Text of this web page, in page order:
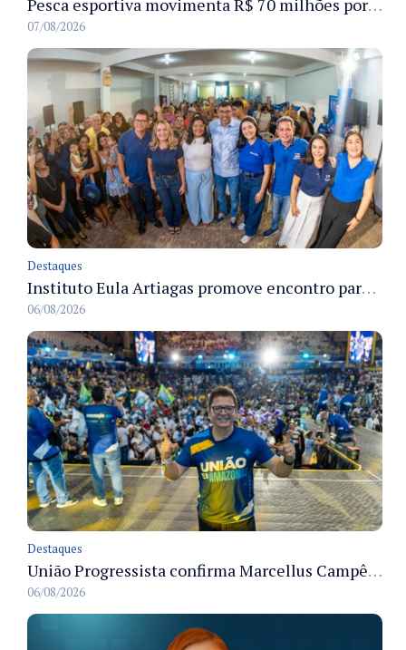
Pesca esportiva movimenta R$ 70 milhões por ano e ganha espaço na economia sustentável do Amazonas
07/08/2026
Destaques
Instituto Eula Artiagas promove encontro para discutir melhorias para o bairro Petrópolis
06/08/2026
Destaques
União Progressista confirma Marcellus Campêlo como candidato a deputado estadual
06/08/2026